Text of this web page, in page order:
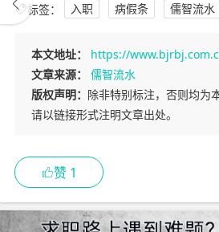
标签： 入职 病假条 儒智流水
本文地址：
https://
文章来源：
儒智流水
版权声明： 除非特别标注，否则均为
请以链接形式注明文章出处。
赞 1